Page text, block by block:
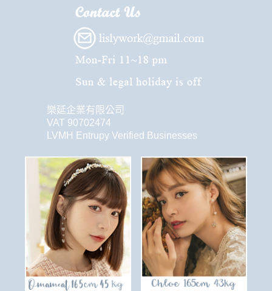
樂延企業有限公司
VAT 90702474
LVMH Entrupy Verified Businesses